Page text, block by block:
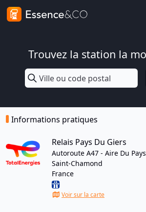
Trouvez la station la
Informations pratiques
Relais Pays Du Giers
Autoroute A47 - Aire Du
Saint-Chamond
France
Voir sur la carte